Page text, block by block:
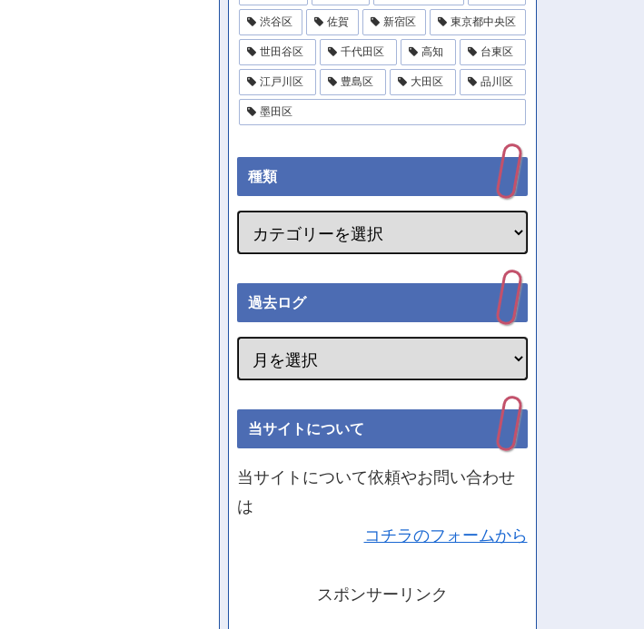
渋谷区 佐賀 新宿区 東京都中央区
世田谷区 千代田区 高知 台東区
江戸川区 豊島区 大田区 品川区
墨田区
種類
過去ログ
当サイトについて
当サイトについて依頼やお問い合わせ
は
コチラのフォームから
スポンサーリンク